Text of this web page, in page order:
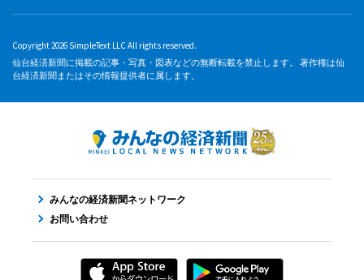
Copyright 2026 SimpleText LLC All rights reserved.
仙台経済新聞に掲載の記事・写真・図表などの無断転載を禁止します。 著作権は仙
台経済新聞またはその情報提供者に属します。
みんなの経済新聞ネットワーク
お問い合わせ